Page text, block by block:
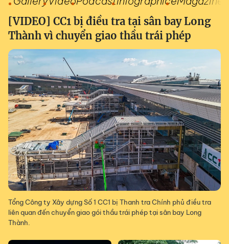
[VIDEO] CC1 bị điều tra tại sân bay Long
Thành vì chuyển giao thầu trái phép
Tổng Công ty Xây dựng Số 1 CC1 bị Thanh tra Chính phủ điều tra
liên quan đến chuyển giao gói thầu trái phép tại sân bay Long
Thành.